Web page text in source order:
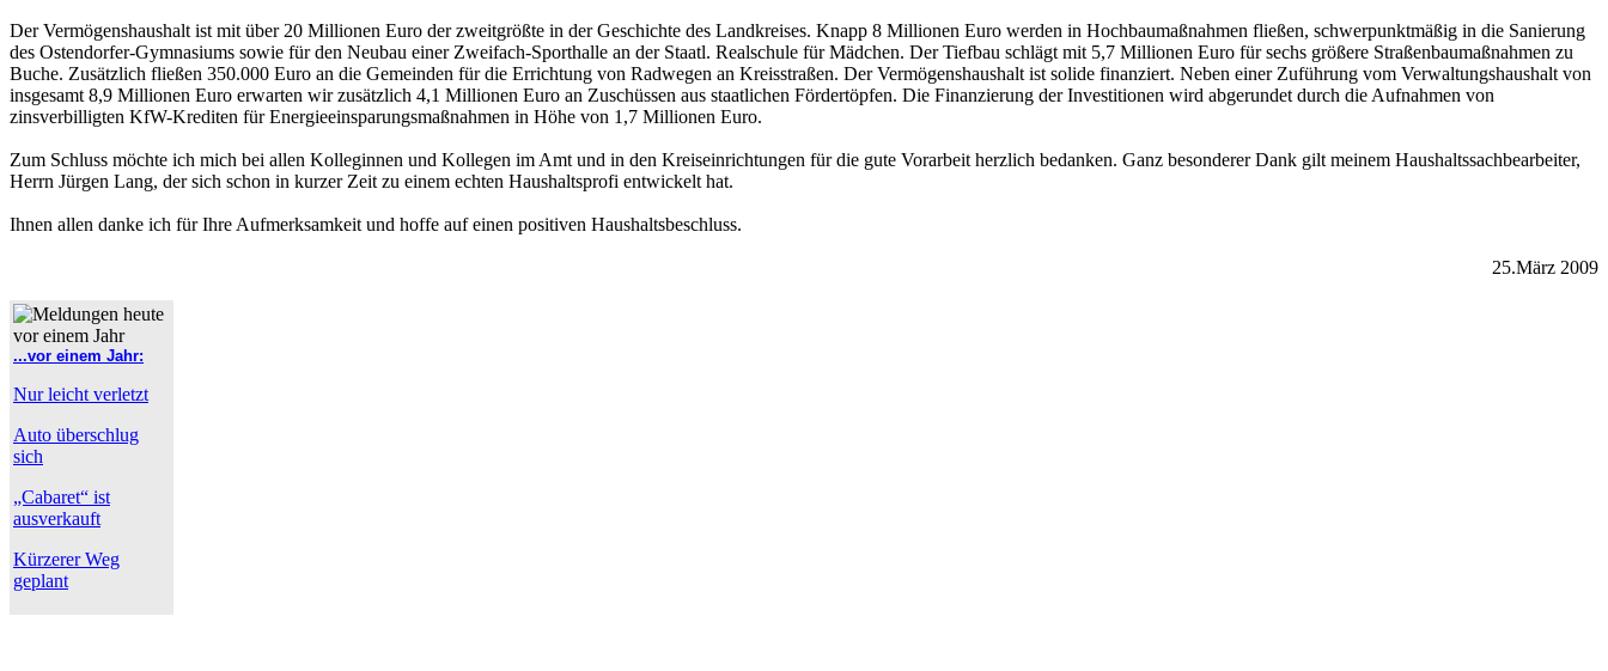
Der Vermögenshaushalt ist mit über 20 Millionen Euro der zweitgrößte in der Geschichte des Landkreises. Knapp 8 Millionen Euro werden in Hochbaumaßnahmen fließen, schwerpunktmäßig in die Sanierung
des Ostendorfer-Gymnasiums sowie für den Neubau einer Zweifach-Sporthalle an der Staatl. Realschule für Mädchen. Der Tiefbau schlägt mit 5,7 Millionen Euro für sechs größere Straßenbaumaßnahmen zu
Buche. Zusätzlich fließen 350.000 Euro an die Gemeinden für die Errichtung von Radwegen an Kreisstraßen. Der Vermögenshaushalt ist solide finanziert. Neben einer Zuführung vom Verwaltungshaushalt von
insgesamt 8,9 Millionen Euro erwarten wir zusätzlich 4,1 Millionen Euro an Zuschüssen aus staatlichen Fördertöpfen. Die Finanzierung der Investitionen wird abgerundet durch die Aufnahmen von
zinsverbilligten KfW-Krediten für Energieeinsparungsmaßnahmen in Höhe von 1,7 Millionen Euro.
Zum Schluss möchte ich mich bei allen Kolleginnen und Kollegen im Amt und in den Kreiseinrichtungen für die gute Vorarbeit herzlich bedanken. Ganz besonderer Dank gilt meinem Haushaltssachbearbeiter,
Herrn Jürgen Lang, der sich schon in kurzer Zeit zu einem echten Haushaltsprofi entwickelt hat.
Ihnen allen danke ich für Ihre Aufmerksamkeit und hoffe auf einen positiven Haushaltsbeschluss.
25.März 2009
...vor einem Jahr:
Nur leicht verletzt
Auto überschlug
sich
„Cabaret“ ist
ausverkauft
Kürzerer Weg
geplant